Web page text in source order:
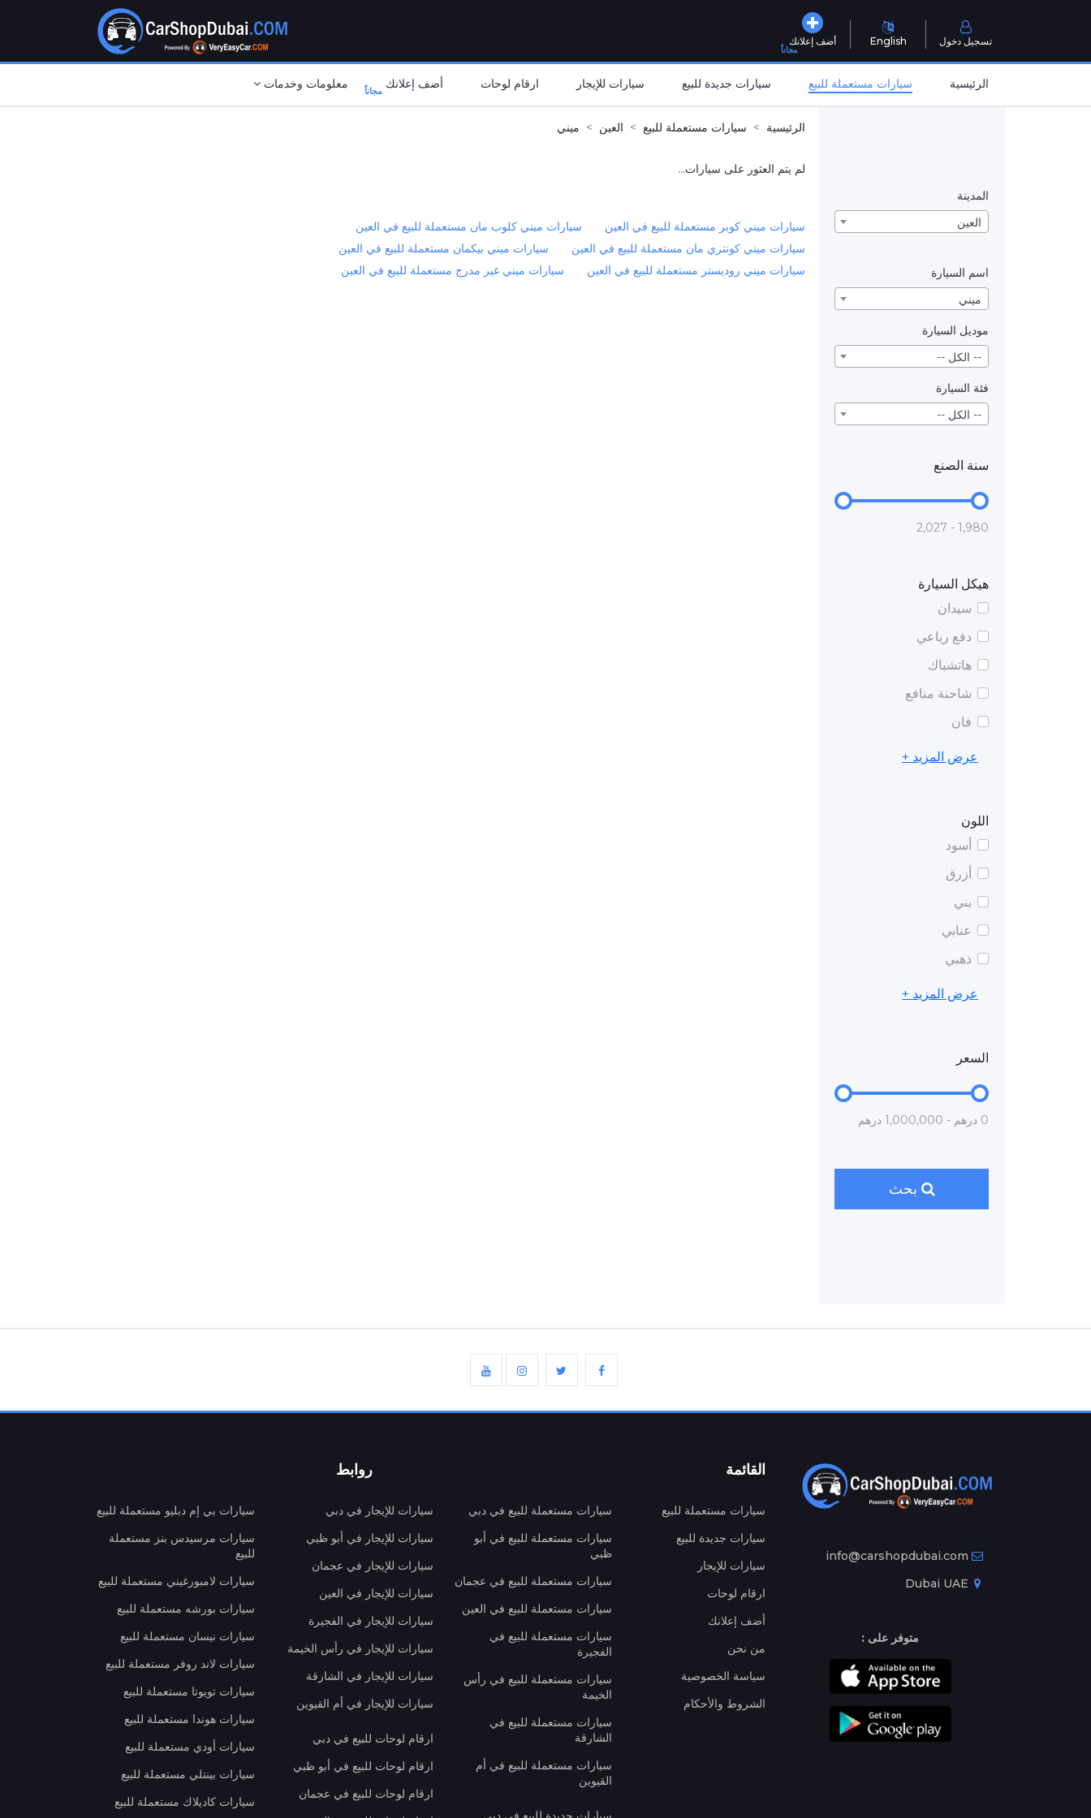
أضف إعلانك
مجاناً
English تسجيل دخول
الرئيسية سيارات مستعملة للبيع سيارات جديدة للبيع سيارات للإيجار ارقام لوحات أضف إعلانك مجاناً معلومات وخدمات
المدينة
العين
اسم السيارة
ميني
موديل السيارة
-- الكل --
فئة السيارة
-- الكل --
سنة الصنع
1,980 - 2,027
هيكل السيارة
سيدان
دفع رباعي
هاتشباك
شاحنة منافع
فان
عرض المزيد +
اللون
أسود
أزرق
بني
عنابي
ذهبي
عرض المزيد +
السعر
0 درهم - 1,000,000 درهم
بحث
الرئيسية سيارات مستعملة للبيع العين ميني
لم يتم العثور على سيارات...
سيارات ميني كوبر مستعملة للبيع في العين
سيارات ميني كلوب مان مستعملة للبيع في العين
سيارات ميني كونتري مان مستعملة للبيع في العين
سيارات ميني بيكمان مستعملة للبيع في العين
سيارات ميني روديستر مستعملة للبيع في العين
سيارات ميني غير مدرج مستعملة للبيع في العين
info@carshopdubai.com
متوفر على :
القائمة
سيارات مستعملة للبيع
سيارات جديدة للبيع
سيارات للإيجار
ارقام لوحات
أضف إعلانك
من نحن
سياسة الخصوصية
الشروط والأحكام
روابط
سيارات مستعملة للبيع في دبي
سيارات مستعملة للبيع في أبو
ظبي
سيارات مستعملة للبيع في عجمان
سيارات مستعملة للبيع في العين
سيارات مستعملة للبيع في
الفجيرة
سيارات مستعملة للبيع في رأس
الخيمة
سيارات مستعملة للبيع في
الشارقة
سيارات مستعملة للبيع في أم
القيوين
سيارات للإيجار في دبي
سيارات للإيجار في أبو ظبي
سيارات للإيجار في عجمان
سيارات للإيجار في العين
سيارات للإيجار في الفجيرة
سيارات للإيجار في رأس الخيمة
سيارات للإيجار في الشارقة
سيارات للإيجار في أم القيوين
ارقام لوحات للبيع في دبي
ارقام لوحات للبيع في أبو ظبي
ارقام لوحات للبيع في عجمان
سيارات بي إم دبليو مستعملة للبيع
سيارات مرسيدس بنز مستعملة
للبيع
سيارات لامبورغيني مستعملة للبيع
سيارات بورشه مستعملة للبيع
سيارات نيسان مستعملة للبيع
سيارات لاند روفر مستعملة للبيع
سيارات تويوتا مستعملة للبيع
سيارات هوندا مستعملة للبيع
سيارات أودي مستعملة للبيع
سيارات بينتلي مستعملة للبيع
سيارات كاديلاك مستعملة للبيع